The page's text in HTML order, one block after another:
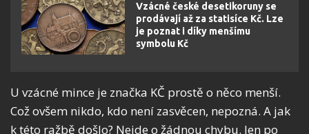
Vzácné české desetikoruny se
prodávají až za statisíce Kč. Lze
je poznat i díky menšímu
symbolu Kč
U vzácné mince je značka KČ prostě o něco menší.
Což ovšem nikdo, kdo není zasvěcen, nepozná. A jak
k této ražbě došlo? Nejde o žádnou chybu. Jen po